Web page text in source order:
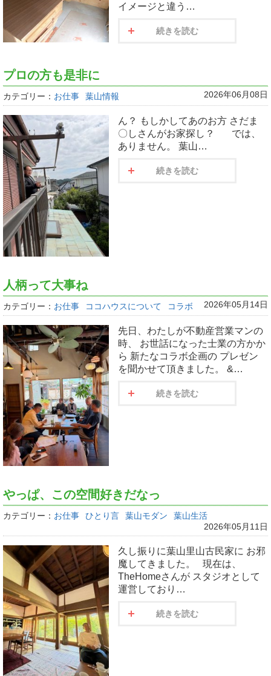
イメージと違う…
続きを読む
プロの方も是非に
カテゴリー： お仕事 葉山情報 2026年06月08日
ん？ もしかしてあのお方 さだま
〇しさんがお家探し？ では、
ありません。 葉山…
続きを読む
人柄って大事ね
カテゴリー： お仕事 ココハウスについて コラボ 2026年05月14日
先日、わたしが不動産営業マンの
時、 お世話になった士業の方かか
ら 新たなコラボ企画の プレゼン
を聞かせて頂きました。 &…
続きを読む
やっぱ、この空間好きだなっ
カテゴリー： お仕事 ひとり言 葉山モダン
葉山生活
2026年05月11日
久し振りに葉山里山古民家に お邪
魔してきました。 現在は、
TheHomeさんが スタジオとして
運営しており…
続きを読む